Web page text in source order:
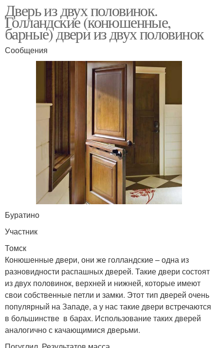
Дверь из двух половинок.
Голландские (конюшенные,
барные) двери из двух половинок
Сообщения
Буратино
Участник
Томск
Конюшенные двери, они же голландские – одна из
разновидности распашных дверей. Такие двери состоят
из двух половинок, верхней и нижней, которые имеют
свои собственные петли и замки. Этот тип дверей очень
популярный на Западе, а у нас такие двери встречаются
в большинстве в барах. Использование таких дверей
аналогично с качающимися дверьми.